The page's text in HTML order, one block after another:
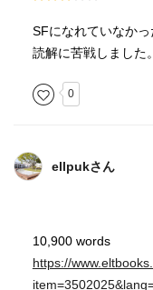
SFになれていなかっ
読解に苦戦しました。
0
ellpukさん
10,900 words
https://